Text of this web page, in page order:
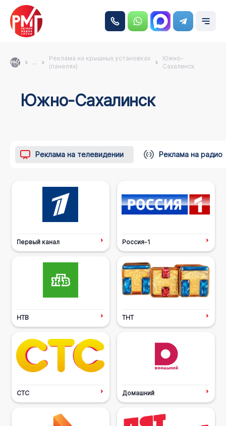
...
Реклама на крышных установках
(панелях)
Южно-
Сахалинск
Южно-Сахалинск
Реклама на телевидении Реклама на радио
Первый канал Россия-1
НТВ ТНТ
СТС Домашний